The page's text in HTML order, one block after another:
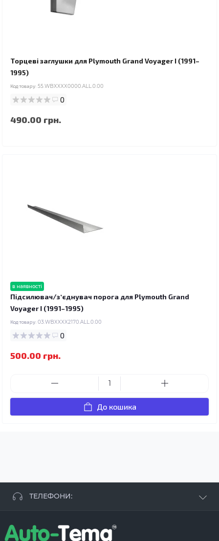
Торцеві заглушки для Plymouth Grand Voyager I (1991–
1995)
Код товару: 55.WBXXXX0000.ALL.0.00
0
490.00 грн.
в наявності
Підсилювач/зʼєднувач порога для Plymouth Grand
Voyager I (1991–1995)
Код товару: 03.WBXXXX2170.ALL.0.00
0
500.00 грн.
До кошика
ТЕЛЕФОНИ:
+38 096 250 84 38